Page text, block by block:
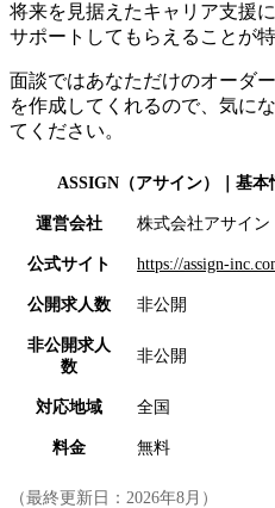
将来を見据えたキャリア支援
サポートしてもらえる ことが
面談ではあなただけのオーダ
を作成してくれるので、気に
てください。
ASSIGN（アサイン） ｜基本
運営会社 株式会社アサイン
公式サイト https://assign-
公開求人数 非公開
非公開求人
数
非公開
対応地域 全国
料金 無料
（最終更新日： 2026年8月 ）